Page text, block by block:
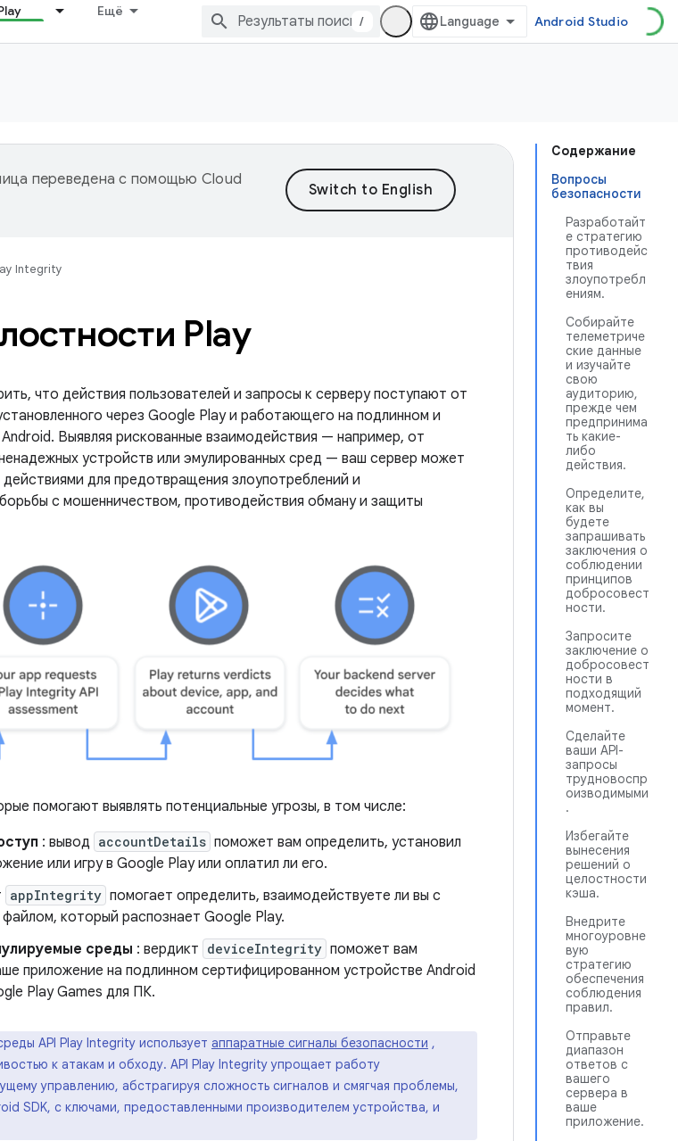
Ещё
/ Android Studio
Содержание
Вопросы
безопасности
Разработайт
е стратегию
противодейс
твия
злоупотребл
ениям.
Собирайте
телеметриче
ские данные
и изучайте
свою
аудиторию,
прежде чем
предпринима
ть какие-
либо
действия.
Определите,
как вы
будете
запрашивать
заключения о
соблюдении
принципов
добросовест
ности.
Запросите
заключение о
добросовест
ности в
подходящий
момент.
Сделайте
ваши API-
запросы
трудновоспр
оизводимыми
.
Избегайте
вынесения
решений о
целостности
кэша.
Внедрите
многоуровне
вую
стратегию
обеспечения
соблюдения
правил.
Отправьте
диапазон
ответов с
вашего
сервера в
ваше
приложение.
переведена с помощью Cloud
Integrity
Play
что действия пользователей и запросы к серверу поступают от
через Google Play и работающего на подлинном и
Выявляя рискованные взаимодействия — например, от
устройств или эмулированных сред — ваш сервер может
для предотвращения злоупотреблений и
с мошенничеством, противодействия обману и защиты
помогают выявлять потенциальные угрозы, в том числе:
: вывод accountDetails поможет вам определить, установил
или игру в Google Play или оплатил ли его.
appIntegrity помогает определить, взаимодействуете ли вы с
который распознает Google Play.
среды : вердикт deviceIntegrity поможет вам
приложение на подлинном сертифицированном устройстве Android
Play Games для ПК.
API Play Integrity использует аппаратные сигналы безопасности ,
к атакам и обходу. API Play Integrity упрощает работу
управлению, абстрагируя сложность сигналов и смягчая проблемы,
SDK, с ключами, предоставленными производителем устройства, и